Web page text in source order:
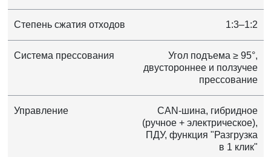
Степень сжатия отходов 1:3–1:2
Система прессования
Угол подъема ≥ 95°,
двустороннее и ползучее
прессование
Управление
CAN-шина, гибридное
(ручное + электрическое),
ПДУ, функция "Разгрузка
в 1 клик"